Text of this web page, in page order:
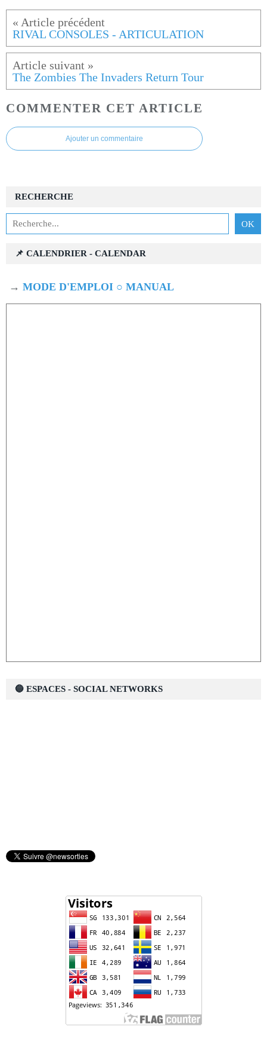
RIVAL CONSOLES - ARTICULATION
The Zombies The Invaders Return Tour
COMMENTER CET ARTICLE
Ajouter un commentaire
RECHERCHE
📌 CALENDRIER - CALENDAR
→ MODE D'EMPLOI ○ MANUAL
🔵 ESPACES - SOCIAL NETWORKS